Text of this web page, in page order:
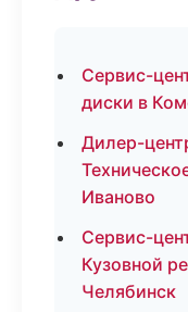
Сервис-
диски в
Дилер-
Иваново
Сервис-
Кузовной
Челябинск